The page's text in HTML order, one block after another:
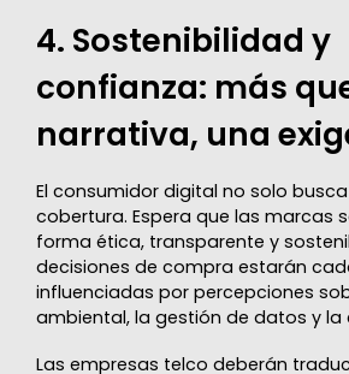
4. Sostenibilidad y
confianza: más
narrativa, una
El consumidor digital no solo
cobertura. Espera que las marcas
forma ética, transparente y
decisiones de compra estarán
influenciadas por percepciones
ambiental, la gestión de datos y la
Las empresas telco deberán